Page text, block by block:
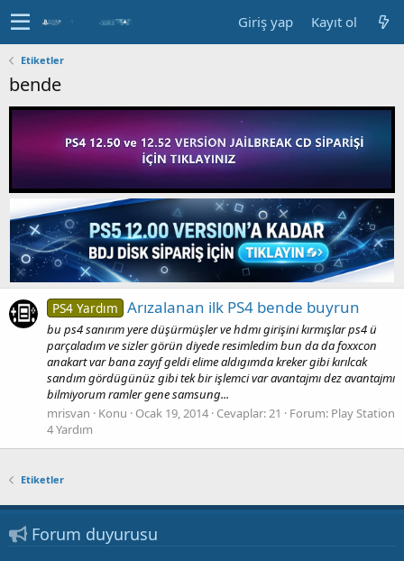
Giriş yap Kayıt ol
Etiketler
bende
PS4 Yardım Arızalanan ilk PS4 bende buyrun
bu ps4 sanırım yere düşürmüşler ve hdmı girişini kırmışlar ps4 ü
parçaladım ve sizler görün diyede resimledim bun da da foxxcon
anakart var bana zayıf geldi elime aldıgımda kreker gibi kırılcak
sandım gördügünüz gibi tek bir işlemci var avantajmı dez avantajmı
bilmiyorum ramler gene samsung...
mrisvan
Konu Ocak 19, 2014 Cevaplar: 21 Forum: Play Station
4 Yardım
Etiketler
Forum duyurusu